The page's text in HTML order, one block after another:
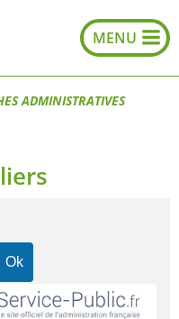
ADMINISTRATIVES